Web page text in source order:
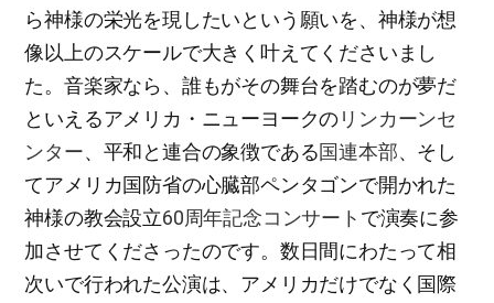
ら神様の栄光を現したいという願いを、神様が想
像以上のスケールで大きく叶えてくださいまし
た。音楽家なら、誰もがその舞台を踏むのが夢だ
といえるアメリカ・ニューヨークのリンカーンセ
ンター、平和と連合の象徴である国連本部、そし
てアメリカ国防省の心臓部ペンタゴンで開かれた
神様の教会設立60周年記念コンサート で演奏に参
加させてくださったのです。数日間にわたって相
次いで行われた公演は、アメリカだけでなく国際